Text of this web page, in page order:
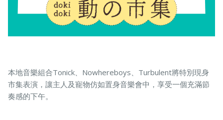
本地音樂組合Tonick、Nowhereboys、Turbulent將特別現身
市集表演，讓主人及寵物仿如置身音樂會中，享受一個充滿節
奏感的下午。